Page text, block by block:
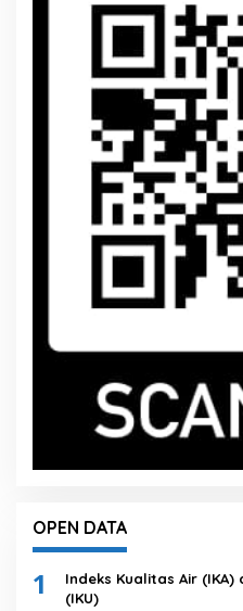
OPEN DATA
1
Indeks Kualitas Air
(IKU)